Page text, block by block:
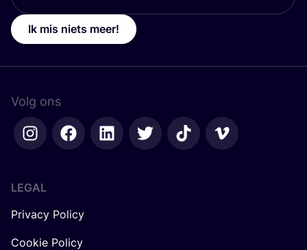
Ik mis niets meer!
Volg ons
LEGAL
Privacy Policy
Cookie Policy